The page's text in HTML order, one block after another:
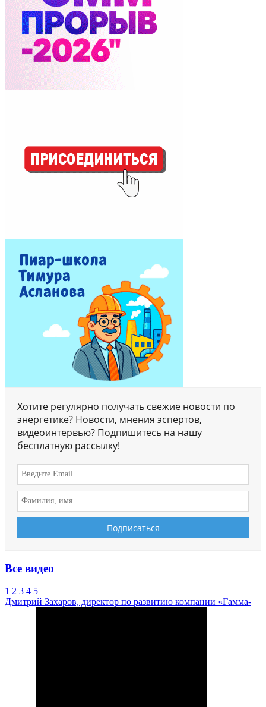
Хотите регулярно получать свежие новости по
энергетике? Новости, мнения эспертов,
видеоинтервью? Подпишитесь на нашу
бесплатную рассылку!
Все видео
1 2 3 4 5
Дмитрий Захаров, директор по развитию компании «Гамма-